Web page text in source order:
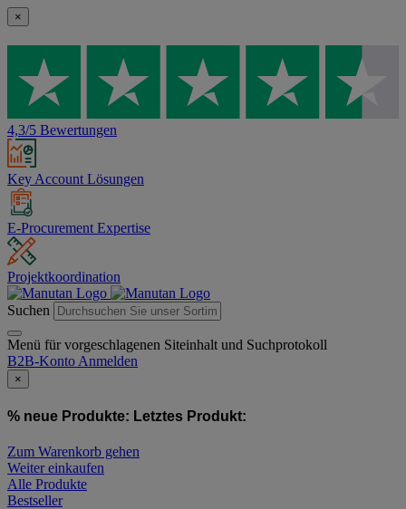
×
4,3/5 Bewertungen
Key Account Lösungen
E-Procurement Expertise
Projektkoordination
Suchen
Menü für vorgeschlagenen Siteinhalt und Suchprotokoll
B2B-Konto Anmelden
×
% neue Produkte: Letztes Produkt:
Zum Warenkorb gehen
Weiter einkaufen
Alle Produkte
Bestseller